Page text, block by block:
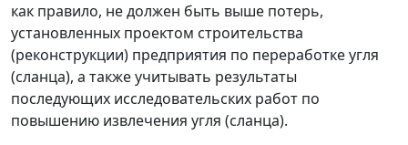
как правило, не должен быть выше потерь,
установленных проектом строительства
(реконструкции) предприятия по переработке угля
(сланца), а также учитывать результаты
последующих исследовательских работ по
повышению извлечения угля (сланца).